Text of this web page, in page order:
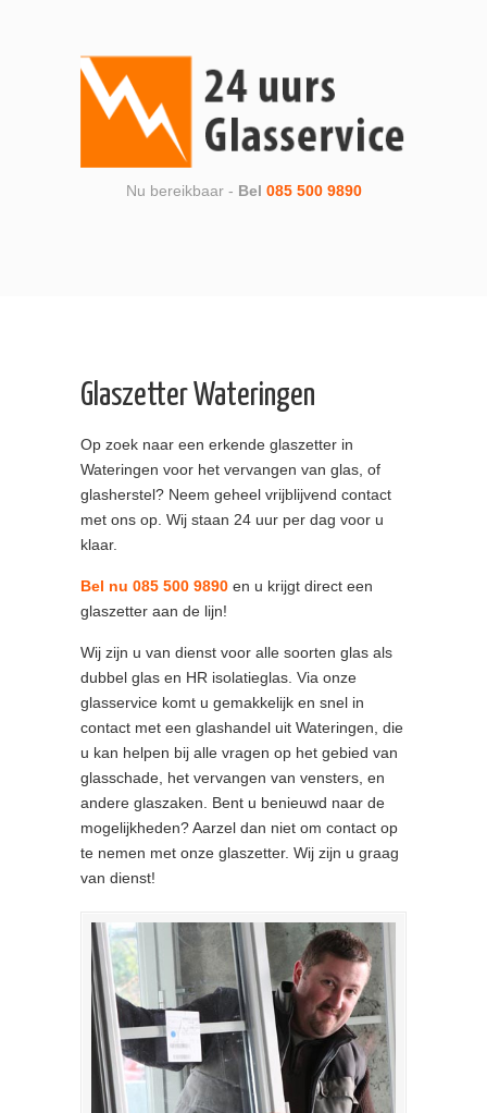
Nu bereikbaar - Bel 085 500 9890
Glaszetter Wateringen
Op zoek naar een erkende glaszetter in
Wateringen voor het vervangen van glas, of
glasherstel? Neem geheel vrijblijvend contact
met ons op. Wij staan 24 uur per dag voor u
klaar.
Bel nu 085 500 9890 en u krijgt direct een
glaszetter aan de lijn!
Wij zijn u van dienst voor alle soorten glas als
dubbel glas en HR isolatieglas. Via onze
glasservice komt u gemakkelijk en snel in
contact met een glashandel uit Wateringen, die
u kan helpen bij alle vragen op het gebied van
glasschade, het vervangen van vensters, en
andere glaszaken. Bent u benieuwd naar de
mogelijkheden? Aarzel dan niet om contact op
te nemen met onze glaszetter. Wij zijn u graag
van dienst!